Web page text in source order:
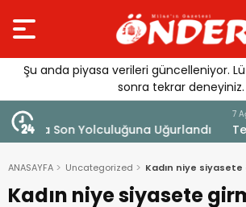
Şu anda piyasa verileri güncelleniyor.
sonra tekrar deneyiniz.
Tercih Döneminde Barınma Telaşı
ANASAYFA Uncategorized Kadın niye siyasete
Kadın niye siyasete